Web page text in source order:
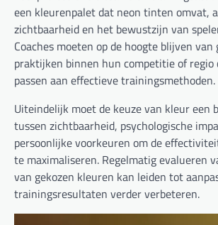
een kleurenpalet dat neon tinten omvat,
zichtbaarheid en het bewustzijn van
Coaches moeten op de hoogte blijven van
praktijken binnen hun competitie of regio
passen aan effectieve trainingsmethoden.
Uiteindelijk moet de keuze van kleur een
tussen zichtbaarheid, psychologische
persoonlijke voorkeuren om de
te maximaliseren. Regelmatig evalueren
van gekozen kleuren kan leiden tot
trainingsresultaten verder verbeteren.